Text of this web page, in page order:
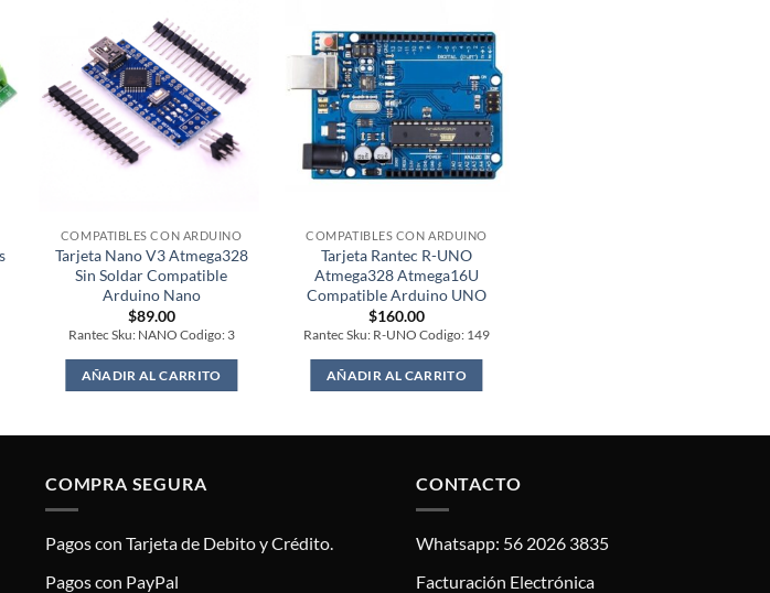
COMPATIBLES CON ARDUINO
Tarjeta Nano V3 Atmega328
Sin Soldar Compatible
Arduino Nano
$89.00
Rantec Sku: NANO Codigo: 3
AÑADIR AL CARRITO
COMPATIBLES CON ARDUINO
Tarjeta Rantec R-UNO
Atmega328 Atmega16U
Compatible Arduino UNO
$160.00
Rantec Sku: R-UNO Codigo: 149
AÑADIR AL CARRITO
COMPRA SEGURA
Pagos con Tarjeta de Debito y Crédito.
Pagos con PayPal
CONTACTO
Whatsapp: 56 2026 3835
Facturación Electrónica